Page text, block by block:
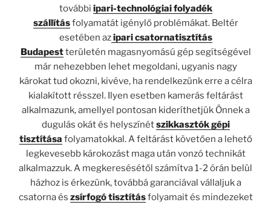
további ipari-technológiai folyadék
szállításfolyamatát igénylő problémákat. Beltér
esetében azipari csatornatisztítás
Budapestterületén magasnyomású gép segítségével
már nehezebben lehet megoldani, ugyanis nagy
károkat tud okozni, kivéve, ha rendelkezünk erre a célra
kialakított résszel. Ilyen esetben kamerás feltárást
alkalmazunk, amellyel pontosan kideríthetjük Önnek a
dugulás okát és helyszínétszikkasztók gépi
tisztítása folyamatokkal. A feltárást követően a lehető
legkevesebb károkozást maga után vonzó technikát
alkalmazzuk. A megkeresésétől számítva 1-2 órán belül
házhoz is érkezünk, továbbá garanciával vállaljuk a
csatorna és zsírfogó tisztításfolyamait és mindezeket